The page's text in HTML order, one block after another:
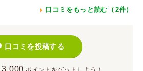
口コミをもっと読む（2件）
口コミを投稿する
3,000